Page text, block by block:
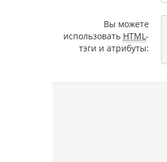
Вы можете
использовать HTML-
тэги и атрибуты: